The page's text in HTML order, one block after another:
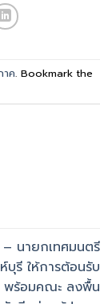
ค. Bookmark the
นายกเทศมนตรี
บุรี ให้การต้อนรับ
พร้อมคณะ ลงพื้น